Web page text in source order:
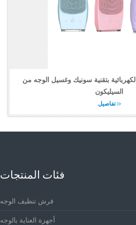
بتقنية سونيك وغسيل الوجه من
السيليكون
تفاصيل
فئات المنتجات
فرش تنظيف الوجه
أجهزة العناية بالوجه